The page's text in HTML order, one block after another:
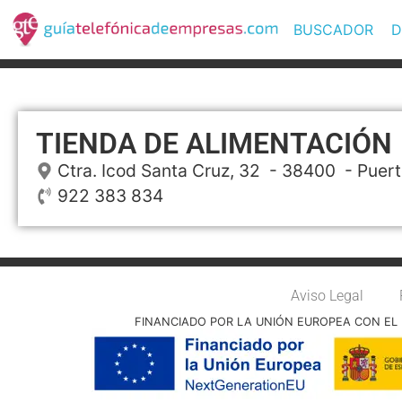
BUSCADOR
TIENDA DE ALIMENTACIÓN
Ctra. Icod Santa Cruz, 32 - 38400 -
922 383 834
Aviso Legal
FINANCIADO POR LA UNIÓN EUROPEA CON